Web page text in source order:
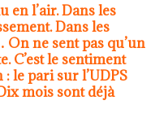
en l’air. Dans les
Dans les
On ne sent pas qu’un
C’est le sentiment
: le pari sur l’UDPS
mois sont déjà